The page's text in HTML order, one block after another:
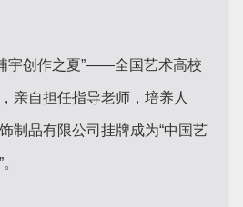
宇创作之夏”——全国艺术高校
亲自担任指导老师，培养人
制品有限公司挂牌成为“中国艺